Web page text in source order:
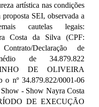
artística nas condições
SEI, observada a
cautelas legais:
Costa da Silva (CPF:
Declaração de
de 34.879.822
DE OLIVEIRA
nº 34.879.822/0001-06
- Show Nayra Costa
DE EXECUÇÃO